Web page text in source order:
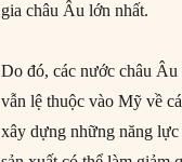
gia châu Âu lớn nhất.
Do đó, các nước châu
vẫn lệ thuộc vào Mỹ về
xây dựng những năng